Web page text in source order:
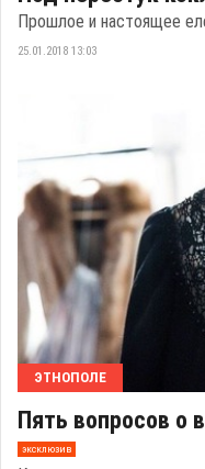
Прошлое и настоящее
25.01.2018 13:03
ЭТНОПОЛЕ
Пять вопросов о
эксклюзив